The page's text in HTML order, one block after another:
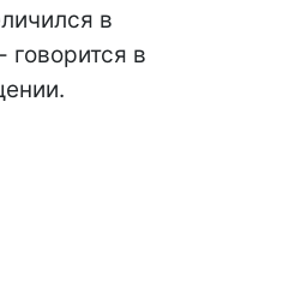
в
говорится в